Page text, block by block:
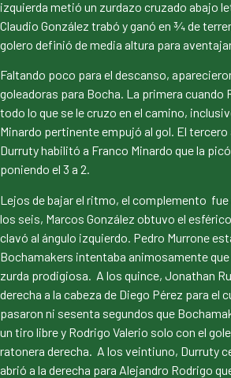
izquierda metió un zurdazo cruzado abajo
Claudio González trabó y ganó en ¾ de
golero definió de media altura para
Faltando poco para el descanso,
goleadoras para Bocha. La primera cuando
todo lo que se le cruzo en el camino,
Minardo pertinente empujó al gol. El
Durruty habilitó a Franco Minardo que la
poniendo el 3 a 2.
Lejos de bajar el ritmo, el complemento
los seis, Marcos González obtuvo el
clavó al ángulo izquierdo. Pedro Murrone
Bochamakers intentaba animosamente
zurda prodigiosa. A los quince, Jonathan
derecha a la cabeza de Diego Pérez para el
pasaron ni sesenta segundos que
un tiro libre y Rodrigo Valerio solo con el
ratonera derecha. A los veintiuno, Durruty
abrió a la derecha para Alejandro Rodrigo